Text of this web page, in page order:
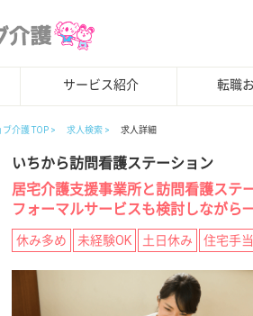
サービス紹介 転職
介護 TOP 求人検索 求人詳細
いちから訪問看護ステーション
居宅介護支援事業所と訪問看護ステ
フォーマルサービスも検討しながら
休み多め 未経験OK 土日休み 住宅手